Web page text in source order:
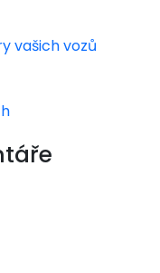
vašich vozů